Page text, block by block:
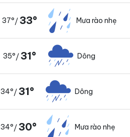
37°/33° Mưa rào nhẹ
35°/31° Dông
34°/31° Dông
34°/30° Mưa rào nhẹ